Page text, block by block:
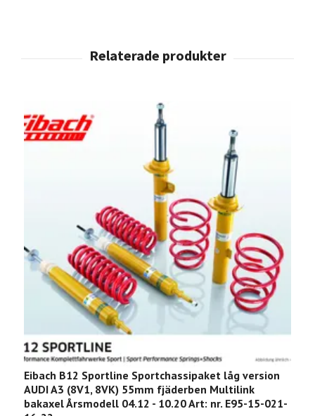
Eibach B12 Sportline Sportchassipaket låg version
AUDI A3 (8V1, 8VK) 55mm fjäderben Multilink
bakaxel Årsmodell 04.12 - 10.20 Art: nr. E95-15-021-